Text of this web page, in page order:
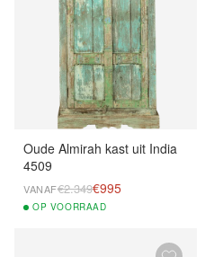
Oude Almirah kast uit India
4509
VANAF€2.349€995
OP VOORRAAD